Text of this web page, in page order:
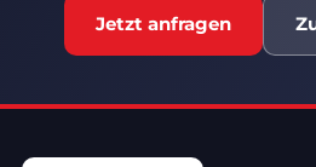
Jetzt anfragen